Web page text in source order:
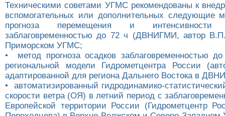
Техническими советами УГМС рекомендованы к
вспомогательных или дополнительных следующие
прогноза перемещения и
заблаговременностью до 72 ч (ДВНИГМИ, автор
Приморском УГМС;
• метод прогноза осадков заблаговременностью
региональной модели Гидрометцентра России
адаптированной для региона Дальнего Востока в
• автоматизированный гидродинамико-
скорости ветра (ОЯ) в летний период с
Европейской территории России (Гидрометцентр